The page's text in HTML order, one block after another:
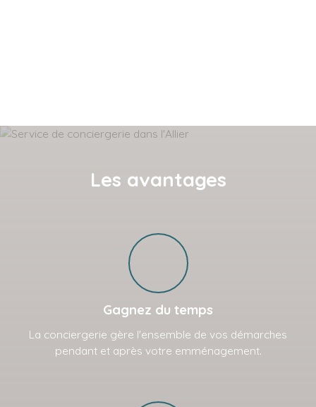
Les avantages
Gagnez du temps
La conciergerie gère l'ensemble de vos démarches
pendant et après votre emménagement.